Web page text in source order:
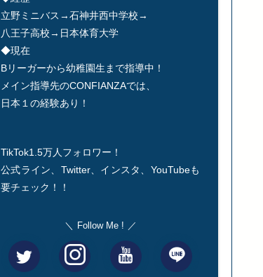
立野ミニバス→石神井西中学校→
八王子高校→日本体育大学
◆現在
Bリーガーから幼稚園生まで指導中！
メイン指導先のCONFIANZAでは、
日本１の経験あり！
TikTok1.5万人フォロワー！
公式ライン、Twitter、インスタ、YouTubeも
要チェック！！
Follow Me !